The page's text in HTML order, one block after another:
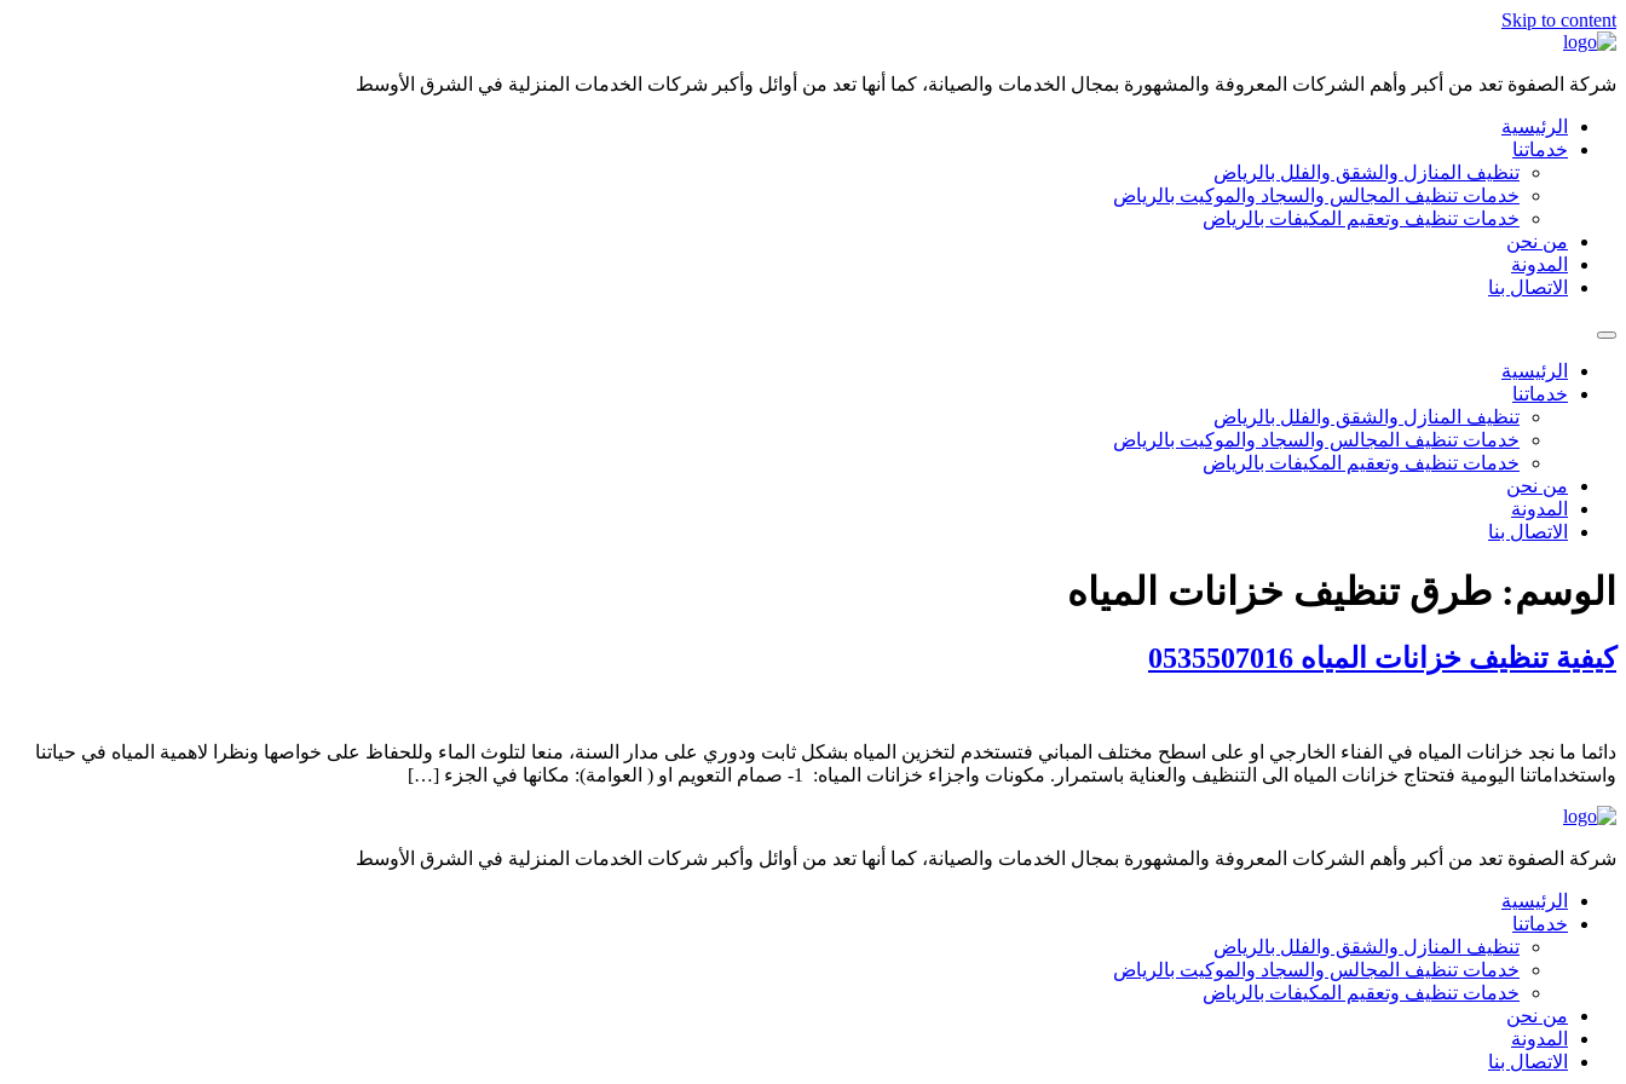
Skip to content
شركة الصفوة تعد من أكبر وأهم الشركات المعروفة والمشهورة بمجال الخدمات والصيانة، كما أنها تعد من أوائل وأكبر شركات الخدمات المنزلية في الشرق الأوسط
الرئيسية
خدماتنا
تنظيف المنازل والشقق والفلل بالرياض
خدمات تنظيف المجالس والسجاد والموكيت بالرياض
خدمات تنظيف وتعقيم المكيفات بالرياض
من نحن
المدونة
الاتصال بنا
الرئيسية
خدماتنا
تنظيف المنازل والشقق والفلل بالرياض
خدمات تنظيف المجالس والسجاد والموكيت بالرياض
خدمات تنظيف وتعقيم المكيفات بالرياض
من نحن
المدونة
الاتصال بنا
الوسم: طرق تنظيف خزانات المياه
كيفية تنظيف خزانات المياه 0535507016
دائما ما نجد خزانات المياه في الفناء الخارجي او على اسطح مختلف المباني فتستخدم لتخزين المياه بشكل ثابت ودوري على مدار السنة، منعا لتلوث الماء وللحفاظ على خواصها ونظرا لاهمية المياه في حياتنا
واستخداماتنا اليومية فتحتاج خزانات المياه الى التنظيف والعناية باستمرار. مكونات واجزاء خزانات المياه: 1- صمام التعويم او ( العوامة): مكانها في الجزء […]
شركة الصفوة تعد من أكبر وأهم الشركات المعروفة والمشهورة بمجال الخدمات والصيانة، كما أنها تعد من أوائل وأكبر شركات الخدمات المنزلية في الشرق الأوسط
الرئيسية
خدماتنا
تنظيف المنازل والشقق والفلل بالرياض
خدمات تنظيف المجالس والسجاد والموكيت بالرياض
خدمات تنظيف وتعقيم المكيفات بالرياض
من نحن
المدونة
الاتصال بنا